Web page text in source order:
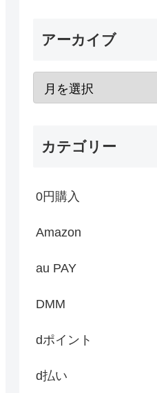
アーカイブ
カテゴリー
0円購入
Amazon
au PAY
DMM
dポイント
d払い